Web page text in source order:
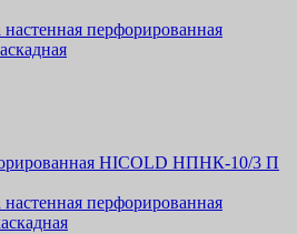
перфорированная
перфорированная